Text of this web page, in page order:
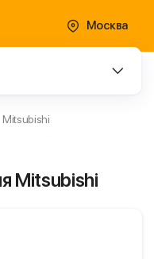
Москва
Mitsubishi
Mitsubishi